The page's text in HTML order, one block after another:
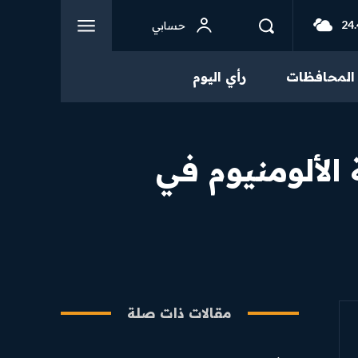
حسابي
المحافظات رأي اليوم
في
مقالات ذات صلة